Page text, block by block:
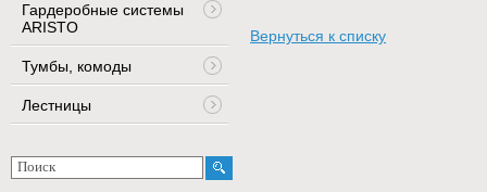
Вернуться к списку
Гардеробные системы
ARISTO
Тумбы, комоды
Лестницы